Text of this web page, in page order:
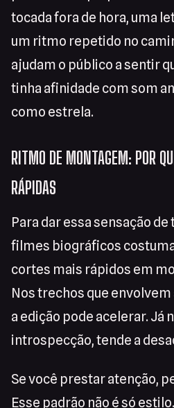
tocada fora de hora, uma
um ritmo repetido no
ajudam o público a sentir
tinha afinidade com som
como estrela.
RITMO DE MONTAGEM: POR
RÁPIDAS
Para dar essa sensação
filmes biográficos
cortes mais rápidos em
Nos trechos que
a edição pode acelerar. Já
introspecção, tende a
Se você prestar atenção,
Esse padrão não é só